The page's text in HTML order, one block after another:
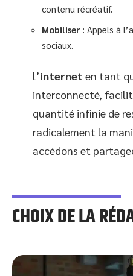
contenu récréatif.
Mobiliser : Appels à
sociaux.
l’internet en tant
interconnecté,
quantité infinie de
radicalement la
accédons et
CHOIX DE LA